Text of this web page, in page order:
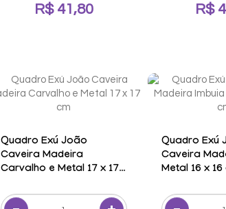
R$ 41,80 R$
Quadro Exú João
Caveira Madeira
Carvalho e Metal 17 x 17
Quadro Exú
Caveira
Metal 16 x 16